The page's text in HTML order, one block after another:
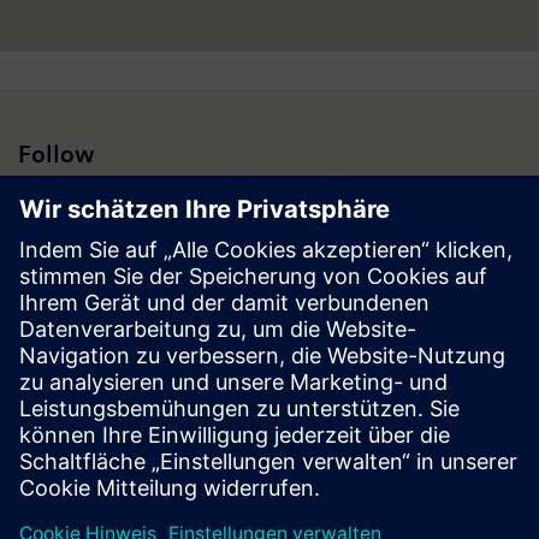
Follow
Presse | Unternehmen | Siemens
© Siemens 1996 – 2026
Impressum
Datenschutz
Cookie Richtlinien